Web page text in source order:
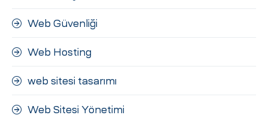
Web Güvenliği
Web Hosting
web sitesi tasarımı
Web Sitesi Yönetimi